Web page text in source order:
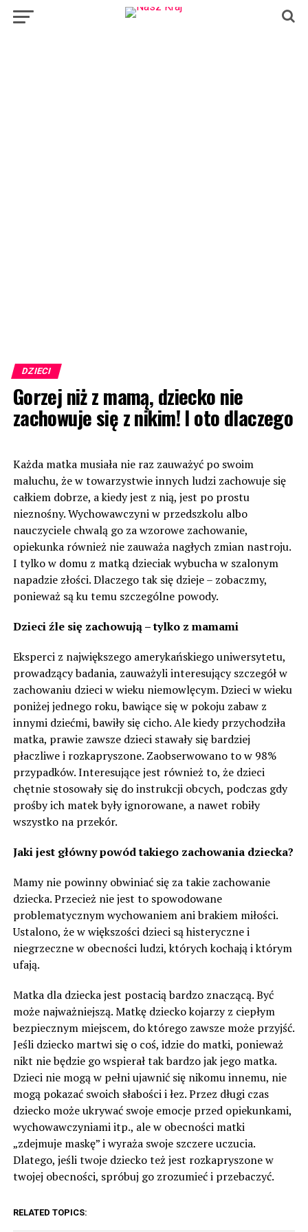
DZIECI
Gorzej niż z mamą, dziecko nie
zachowuje się z nikim! I oto dlaczego
Każda matka musiała nie raz zauważyć po swoim
maluchu, że w towarzystwie innych ludzi zachowuje się
całkiem dobrze, a kiedy jest z nią, jest po prostu
nieznośny. Wychowawczyni w przedszkolu albo
nauczyciele chwalą go za wzorowe zachowanie,
opiekunka również nie zauważa nagłych zmian nastroju.
I tylko w domu z matką dzieciak wybucha w szalonym
napadzie złości. Dlaczego tak się dzieje – zobaczmy,
ponieważ są ku temu szczególne powody.
Dzieci źle się zachowują – tylko z mamami
Eksperci z największego amerykańskiego uniwersytetu,
prowadzący badania, zauważyli interesujący szczegół w
zachowaniu dzieci w wieku niemowlęcym. Dzieci w wieku
poniżej jednego roku, bawiące się w pokoju zabaw z
innymi dziećmi, bawiły się cicho. Ale kiedy przychodziła
matka, prawie zawsze dzieci stawały się bardziej
płaczliwe i rozkapryszone. Zaobserwowano to w 98%
przypadków. Interesujące jest również to, że dzieci
chętnie stosowały się do instrukcji obcych, podczas gdy
prośby ich matek były ignorowane, a nawet robiły
wszystko na przekór.
Jaki jest główny powód takiego zachowania dziecka?
Mamy nie powinny obwiniać się za takie zachowanie
dziecka. Przecież nie jest to spowodowane
problematycznym wychowaniem ani brakiem miłości.
Ustalono, że w większości dzieci są histeryczne i
niegrzeczne w obecności ludzi, których kochają i którym
ufają.
Matka dla dziecka jest postacią bardzo znaczącą. Być
może najważniejszą. Matkę dziecko kojarzy z ciepłym
bezpiecznym miejscem, do którego zawsze może przyjść.
Jeśli dziecko martwi się o coś, idzie do matki, ponieważ
nikt nie będzie go wspierał tak bardzo jak jego matka.
Dzieci nie mogą w pełni ujawnić się nikomu innemu, nie
mogą pokazać swoich słabości i łez. Przez długi czas
dziecko może ukrywać swoje emocje przed opiekunkami,
wychowawczyniami itp., ale w obecności matki
„zdejmuje maskę” i wyraża swoje szczere uczucia.
Dlatego, jeśli twoje dziecko też jest rozkapryszone w
twojej obecności, spróbuj go zrozumieć i przebaczyć.
RELATED TOPICS: